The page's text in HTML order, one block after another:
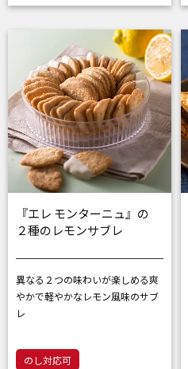
『エレ モンターニュ』の
２種のレモンサブレ
異なる２つの味わいが楽しめる爽
やかで軽やかなレモン風味のサブ
レ
のし対応可